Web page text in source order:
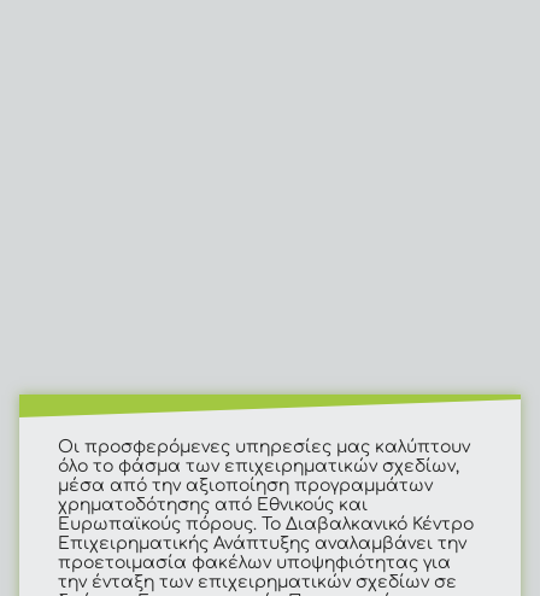
Οι προσφερόμενες υπηρεσίες μας καλύπτουν
όλο το φάσμα των επιχειρηματικών σχεδίων,
μέσα από την αξιοποίηση προγραμμάτων
χρηματοδότησης από Εθνικούς και
Ευρωπαϊκούς πόρους. Το Διαβαλκανικό Κέντρο
Επιχειρηματικής Ανάπτυξης αναλαμβάνει την
προετοιμασία φακέλων υποψηφιότητας για
την ένταξη των επιχειρηματικών σχεδίων σε